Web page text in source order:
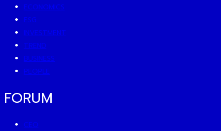
ECONOMICS
ESG
INVESTMENT
TREND
BUSINESS
PEOPLE
FORUM
CEO